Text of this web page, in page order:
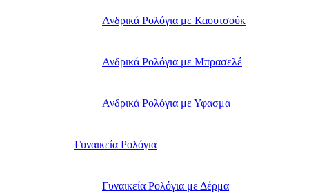
Ανδρικά Ρολόγια με Καουτσούκ
Ανδρικά Ρολόγια με Μπρασελέ
Ανδρικά Ρολόγια με Υφασμα
Γυναικεία Ρολόγια
Γυναικεία Ρολόγια με Δέρμα